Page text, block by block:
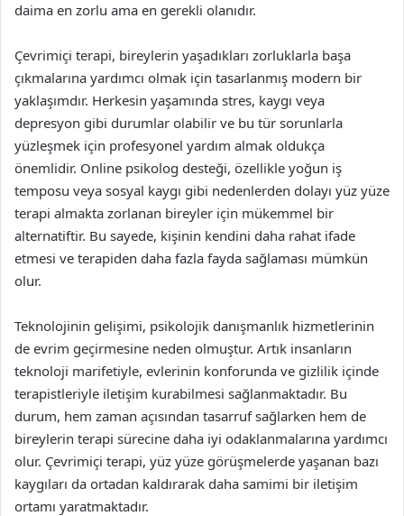
daima en zorlu ama en gerekli olanıdır.
Çevrimiçi terapi, bireylerin yaşadıkları zorluklarla başa
çıkmalarına yardımcı olmak için tasarlanmış modern bir
yaklaşımdır. Herkesin yaşamında stres, kaygı veya
depresyon gibi durumlar olabilir ve bu tür sorunlarla
yüzleşmek için profesyonel yardım almak oldukça
önemlidir. Online psikolog desteği, özellikle yoğun iş
temposu veya sosyal kaygı gibi nedenlerden dolayı yüz yüze
terapi almakta zorlanan bireyler için mükemmel bir
alternatiftir. Bu sayede, kişinin kendini daha rahat ifade
etmesi ve terapiden daha fazla fayda sağlaması mümkün
olur.
Teknolojinin gelişimi, psikolojik danışmanlık hizmetlerinin
de evrim geçirmesine neden olmuştur. Artık insanların
teknoloji marifetiyle, evlerinin konforunda ve gizlilik içinde
terapistleriyle iletişim kurabilmesi sağlanmaktadır. Bu
durum, hem zaman açısından tasarruf sağlarken hem de
bireylerin terapi sürecine daha iyi odaklanmalarına yardımcı
olur. Çevrimiçi terapi, yüz yüze görüşmelerde yaşanan bazı
kaygıları da ortadan kaldırarak daha samimi bir iletişim
ortamı yaratmaktadır.